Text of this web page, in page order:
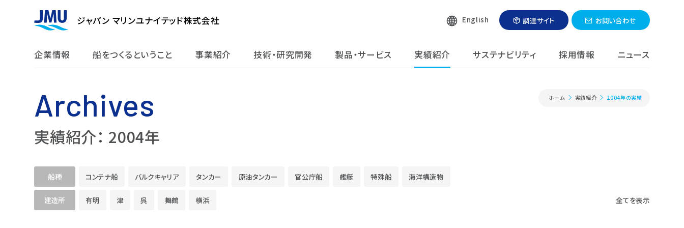
ジャパン マリンユナイテッド株式会社
企業情報 船をつくるということ 事業紹介 技術・研究開発 製品・サービス 実績紹介 サステナビリティ 採用情報 ニュース
English 調達サイト お問い合わせ
Archives
実績紹介： 2004年
ホーム 実績紹介 2004年の実績
船種 コンテナ船 バルクキャリア タンカー 原油タンカー 官公庁船 艦艇 特殊船 海洋構造物
建造所 有明 津 呉 舞鶴 横浜 全てを表示